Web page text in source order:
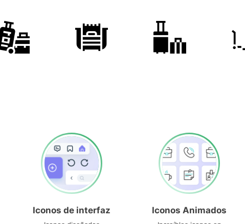
Iconos de interfaz Iconos Animados